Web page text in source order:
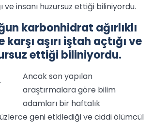
ve insanı huzursuz ettiği biliniyordu.
karbonhidrat ağırlıklı
aşırı iştah açtığı ve
ettiği biliniyordu.
Ancak son yapılan
araştırmalara göre bilim
adamları bir haftalık
geni etkilediği ve ciddi ölümcül